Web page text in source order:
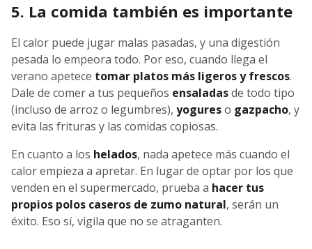
5. La comida también es importante
El calor puede jugar malas pasadas, y una digestión
pesada lo empeora todo. Por eso, cuando llega el
verano apetece tomar platos más ligeros y frescos.
Dale de comer a tus pequeños ensaladasde todo tipo
(incluso de arroz o legumbres), yogureso gazpacho, y
evita las frituras y las comidas copiosas.
En cuanto a los helados, nada apetece más cuando el
calor empieza a apretar. En lugar de optar por los que
venden en el supermercado, prueba a hacer tus
propios polos caseros de zumo natural, serán un
éxito. Eso sí, vigila que no se atraganten.